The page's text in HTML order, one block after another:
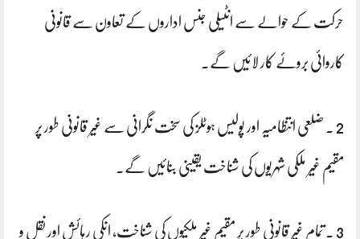
حرکت کے حوالے سے انٹیلی جنس اداروں کے تعاون سے قانونی
کاروائی بروئے کار لائیں گے۔
2 . ضلعی انتظامیہ اور پولیس ہوٹلز کی سخت نگرانی سے غیر قانونی طور پر
مقیم غیر ملکی شہریوں کی شناخت یقینی بنائیں گے۔
3 . تمام غیر قانونی طور پر مقیم غیر ملکیوں کی شناخت، انکی رہائش اور نقل و